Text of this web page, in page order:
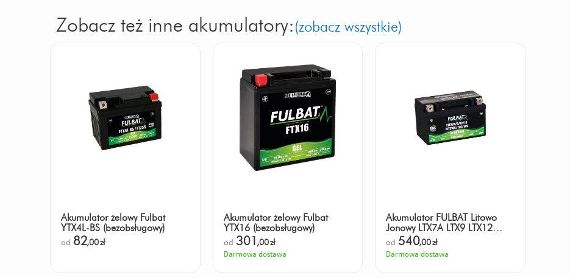
Zobacz też inne akumulatory: (zobacz wszystkie)
Akumulator żelowy Fulbat
YTX4L-BS (bezobsługowy)
od 82,00zł
Akumulator żelowy Fulbat
YTX16 (bezobsługowy)
od 301 ,00zł
Darmowa dostawa
Akumulator FULBAT Litowo
Jonowy LTX7A LTX9 LTX12
LTX14
od 540,00zł
Darmowa dostawa